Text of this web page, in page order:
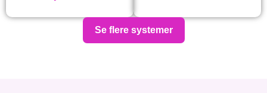
Se flere systemer